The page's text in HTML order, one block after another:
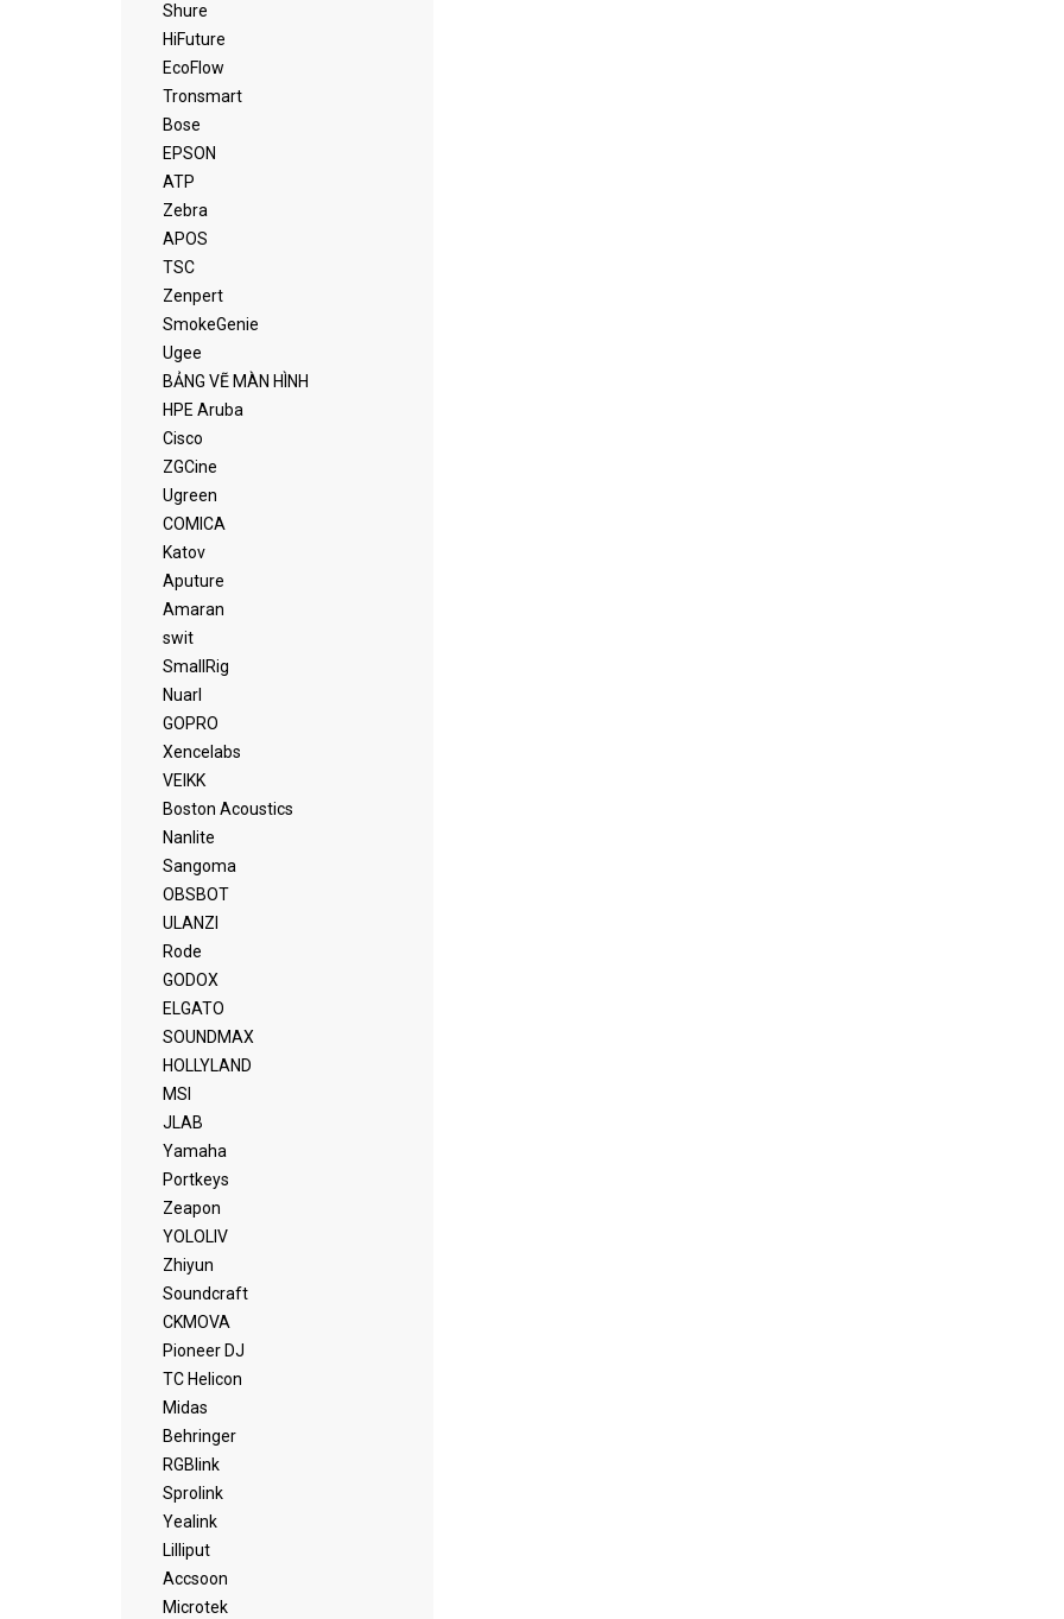
Shure
HiFuture
EcoFlow
Tronsmart
Bose
EPSON
ATP
Zebra
APOS
TSC
Zenpert
SmokeGenie
Ugee
BẢNG VẼ MÀN HÌNH
HPE Aruba
Cisco
ZGCine
Ugreen
COMICA
Katov
Aputure
Amaran
swit
SmallRig
Nuarl
GOPRO
Xencelabs
VEIKK
Boston Acoustics
Nanlite
Sangoma
OBSBOT
ULANZI
Rode
GODOX
ELGATO
SOUNDMAX
HOLLYLAND
MSI
JLAB
Yamaha
Portkeys
Zeapon
YOLOLIV
Zhiyun
Soundcraft
CKMOVA
Pioneer DJ
TC Helicon
Midas
Behringer
RGBlink
Sprolink
Yealink
Lilliput
Accsoon
Microtek